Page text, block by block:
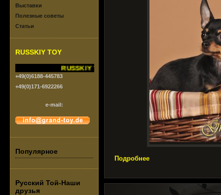
Выставки
Полезные советы
Статьи
RUSSKIY TOY
RUSSKIY TOY vom Grand-Toy.FCI/VDH
+49(0)6188-445783
+49(0)171-6922266
e-mail:
Популярное
Русский Той-Наши
друзья
Подробнее